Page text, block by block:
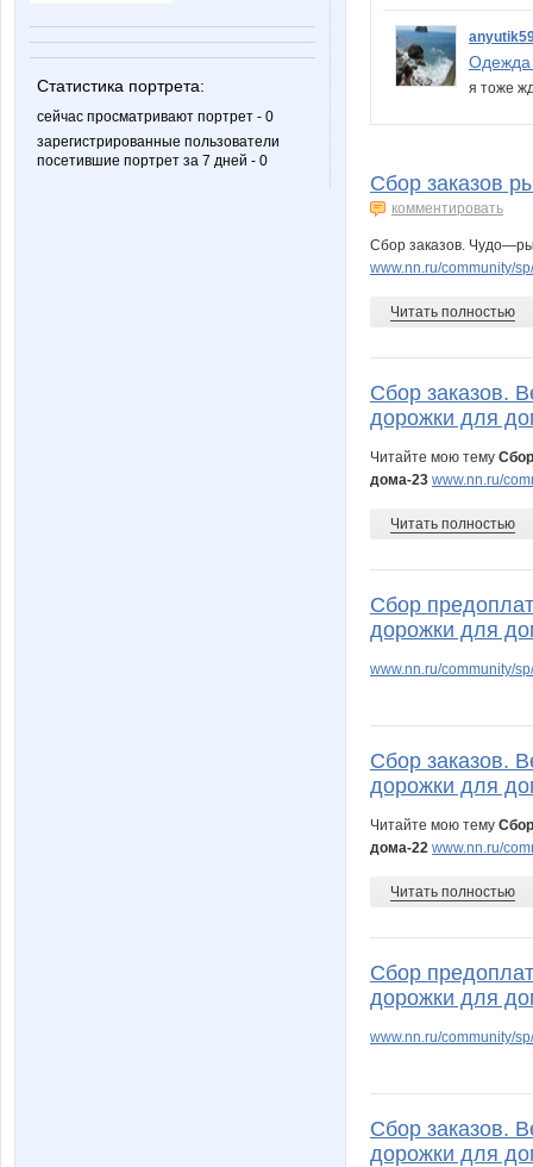
Статистика портрета:
сейчас просматривают портрет - 0
зарегистрированные пользователи
посетившие портрет за 7 дней - 0
Одежда
я тоже
Сбор заказов
комментировать
Сбор заказов.
www.nn.ru/community/
Читать полностью
Сбор заказов.
дорожки для
Читайте мою тему
дома-23 www.nn.ru/
Читать полностью
Сбор
дорожки для
www.nn.ru/community/
Сбор заказов.
дорожки для
Читайте мою тему
дома-22 www.nn.ru/
Читать полностью
Сбор
дорожки для
www.nn.ru/community/
Сбор заказов.
дорожки для